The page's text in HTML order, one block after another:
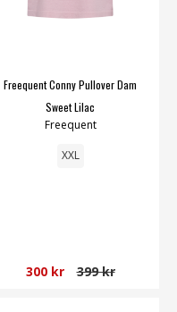
Freequent Conny Pullover Dam
Sweet Lilac
Freequent
XXL
300 kr 399 kr